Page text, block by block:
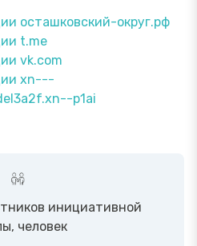
осташковский-округ.рф
t.me
vk.com
xn---
p1ai
инициативной
человек